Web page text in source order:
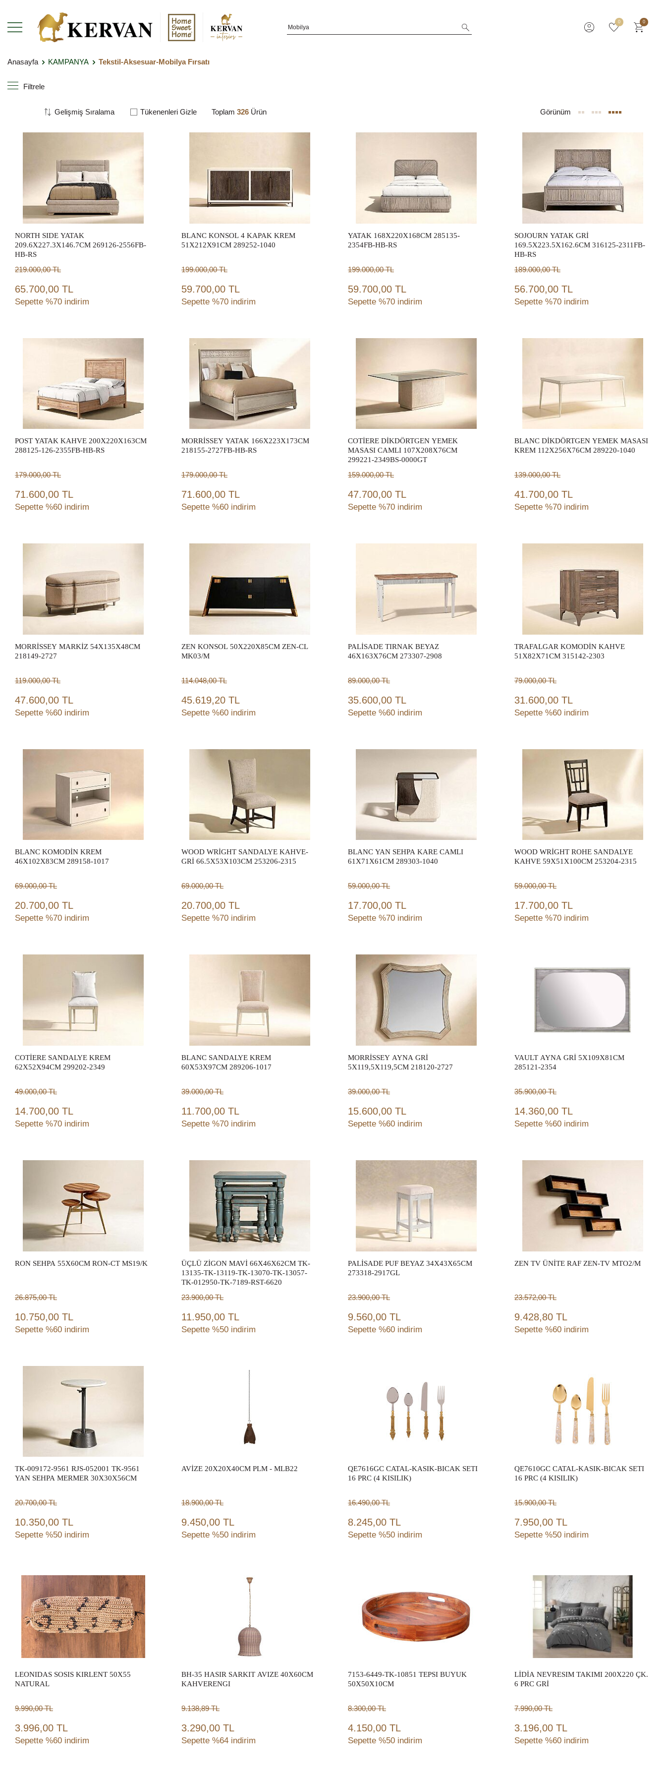
0 0
Anasayfa KAMPANYA Tekstil-Aksesuar-Mobilya Fırsatı
Filtrele
Tükenenleri Gizle Toplam 326 Ürün Görünüm
NORTH SIDE YATAK
209.6X227.3X146.7CM 269126-2556FB-
HB-RS
219.000,00TL
65.700,00 TL
Sepette %70 indirim
BLANC KONSOL 4 KAPAK KREM
51X212X91CM 289252-1040
199.000,00TL
59.700,00 TL
Sepette %70 indirim
Sepete Ekle
YATAK 168X220X168CM 285135-
2354FB-HB-RS
199.000,00TL
59.700,00 TL
Sepette %70 indirim
SOJOURN YATAK GRİ
169.5X223.5X162.6CM 316125-2311FB-
HB-RS
189.000,00TL
56.700,00 TL
Sepette %70 indirim
POST YATAK KAHVE 200X220X163CM
288125-126-2355FB-HB-RS
179.000,00TL
71.600,00 TL
Sepette %60 indirim
MORRİSSEY YATAK 166X223X173CM
218155-2727FB-HB-RS
179.000,00TL
71.600,00 TL
Sepette %60 indirim
COTİERE DİKDÖRTGEN YEMEK
MASASI CAMLI 107X208X76CM
299221-2349BS-0000GT
159.000,00TL
47.700,00 TL
Sepette %70 indirim
BLANC DİKDÖRTGEN YEMEK MASASI
KREM 112X256X76CM 289220-1040
139.000,00TL
41.700,00 TL
Sepette %70 indirim
MORRİSSEY MARKİZ 54X135X48CM
218149-2727
119.000,00TL
47.600,00 TL
Sepette %60 indirim
ZEN KONSOL 50X220X85CM ZEN-CL
MK03/M
114.048,00TL
45.619,20 TL
Sepette %60 indirim
Sepete Ekle
PALİSADE TIRNAK BEYAZ
46X163X76CM 273307-2908
89.000,00TL
35.600,00 TL
Sepette %60 indirim
TRAFALGAR KOMODİN KAHVE
51X82X71CM 315142-2303
79.000,00TL
31.600,00 TL
Sepette %60 indirim
Sepete Ekle
BLANC KOMODİN KREM
46X102X83CM 289158-1017
69.000,00TL
20.700,00 TL
Sepette %70 indirim
Sepete Ekle
WOOD WRİGHT SANDALYE KAHVE-
GRİ 66.5X53X103CM 253206-2315
69.000,00TL
20.700,00 TL
Sepette %70 indirim
Sepete Ekle
BLANC YAN SEHPA KARE CAMLI
61X71X61CM 289303-1040
59.000,00TL
17.700,00 TL
Sepette %70 indirim
Sepete Ekle
WOOD WRİGHT ROHE SANDALYE
KAHVE 59X51X100CM 253204-2315
59.000,00TL
17.700,00 TL
Sepette %70 indirim
Sepete Ekle
COTİERE SANDALYE KREM
62X52X94CM 299202-2349
49.000,00TL
14.700,00 TL
Sepette %70 indirim
BLANC SANDALYE KREM
60X53X97CM 289206-1017
39.000,00TL
11.700,00 TL
Sepette %70 indirim
Sepete Ekle
MORRİSSEY AYNA GRİ
5X119,5X119,5CM 218120-2727
39.000,00TL
15.600,00 TL
Sepette %60 indirim
VAULT AYNA GRİ 5X109X81CM
285121-2354
35.900,00TL
14.360,00 TL
Sepette %60 indirim
Sepete Ekle
RON SEHPA 55X60CM RON-CT MS19/K
26.875,00TL
10.750,00 TL
Sepette %60 indirim
Sepete Ekle
ÜÇLÜ ZİGON MAVİ 66X46X62CM TK-
13135-TK-13119-TK-13070-TK-13057-
TK-012950-TK-7189-RST-6620
23.900,00TL
11.950,00 TL
Sepette %50 indirim
Sepete Ekle
PALİSADE PUF BEYAZ 34X43X65CM
273318-2917GL
23.900,00TL
9.560,00 TL
Sepette %60 indirim
Sepete Ekle
ZEN TV ÜNİTE RAF ZEN-TV MTO2/M
23.572,00TL
9.428,80 TL
Sepette %60 indirim
Sepete Ekle
TK-009172-9561 RJS-052001 TK-9561
YAN SEHPA MERMER 30X30X56CM
20.700,00TL
10.350,00 TL
Sepette %50 indirim
Sepete Ekle
AVİZE 20X20X40CM PLM - MLB22
18.900,00TL
9.450,00 TL
Sepette %50 indirim
Sepete Ekle
QE7616GC CATAL-KASIK-BICAK SETI
16 PRC (4 KISILIK)
16.490,00TL
8.245,00 TL
Sepette %50 indirim
QE7610GC CATAL-KASIK-BICAK SETI
16 PRC (4 KISILIK)
15.900,00TL
7.950,00 TL
Sepette %50 indirim
Sepete Ekle
LEONIDAS SOSIS KIRLENT 50X55
NATURAL
9.990,00TL
3.996,00 TL
Sepette %60 indirim
BH-35 HASIR SARKIT AVIZE 40X60CM
KAHVERENGI
9.138,89TL
3.290,00 TL
Sepette %64 indirim
7153-6449-TK-10851 TEPSI BUYUK
50X50X10CM
8.300,00TL
4.150,00 TL
Sepette %50 indirim
LİDİA NEVRESIM TAKIMI 200X220 ÇK.
6 PRC GRİ
7.990,00TL
3.196,00 TL
Sepette %60 indirim